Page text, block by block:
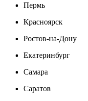
Пермь
Красноярск
Ростов-на-Дону
Екатеринбург
Самара
Саратов